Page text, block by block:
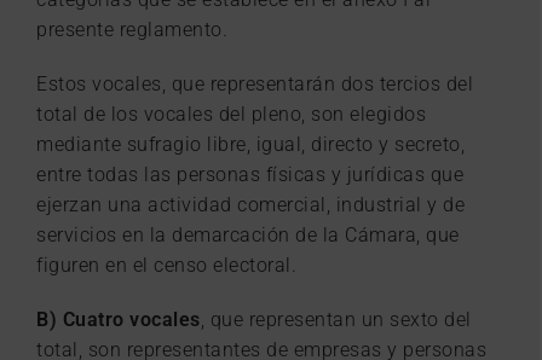
presente reglamento.
Estos vocales, que representarán dos tercios del
total de los vocales del pleno, son elegidos
mediante sufragio libre, igual, directo y secreto,
entre todas las personas físicas y jurídicas que
ejerzan una actividad comercial, industrial y de
servicios en la demarcación de la Cámara, que
figuren en el censo electoral.
B) Cuatro vocales , que representan un sexto del
total, son representantes de empresas y personas